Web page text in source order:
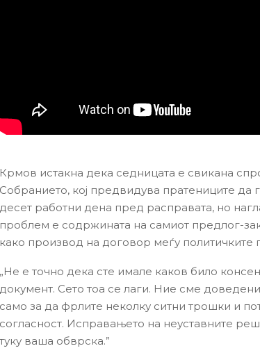
Крмов истакна дека седницата е свикана
Собранието, кој предвидува пратениците да
десет работни дена пред расправата, но
проблем е содржината на самиот предлог-
како производ на договор меѓу политичките
„Не е точно дека сте имале каков било
документ. Сето тоа се лаги. Ние сме
само за да фрлите неколку ситни трошки и
согласност. Исправањето на неуставните
туку ваша обврска.”